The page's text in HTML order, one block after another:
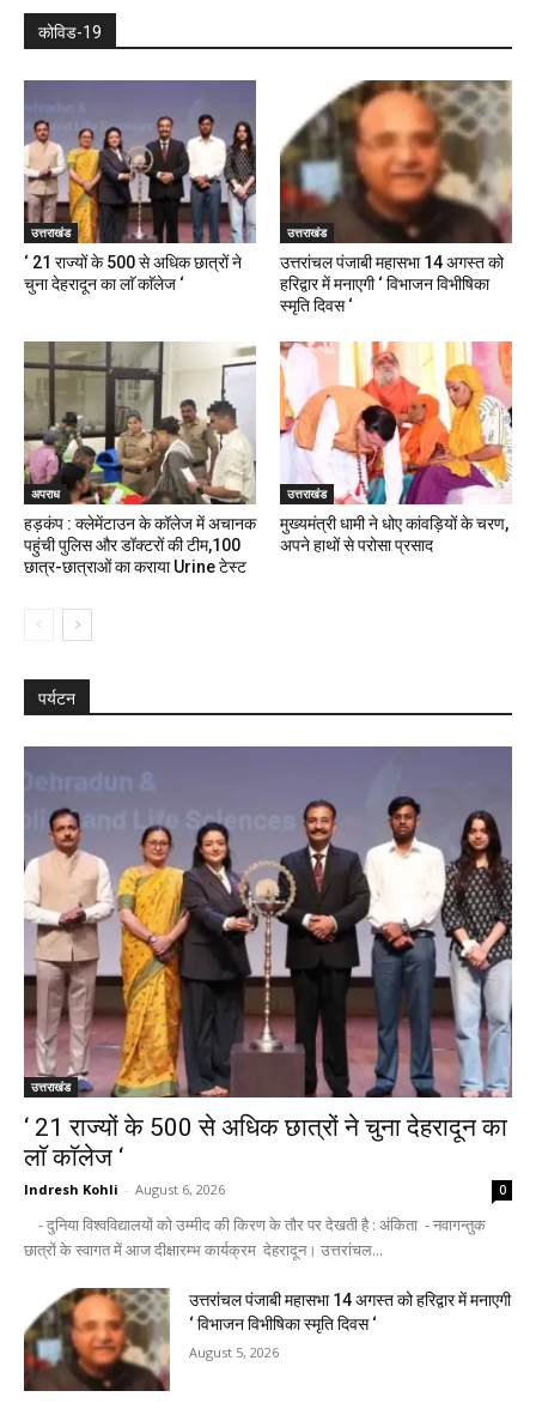
कोविड-19
उत्तराखंड
‘ 21 राज्यों के 500 से अधिक छात्रों ने
चुना देहरादून का लाॅ काॅलेज ‘
उत्तराखंड
उत्तरांचल पंजाबी महासभा 14 अगस्त को
हरिद्वार में मनाएगी ‘ विभाजन विभीषिका
स्मृति दिवस ‘
अपराध
हड़कंप : क्लेमेंटाउन के कॉलेज में अचानक
पहुंची पुलिस और डॉक्टरों की टीम,100
छात्र-छात्राओं का कराया Urine टेस्ट
उत्तराखंड
मुख्यमंत्री धामी ने धोए कांवड़ियों के चरण,
अपने हाथों से परोसा प्रसाद
पर्यटन
उत्तराखंड
‘ 21 राज्यों के 500 से अधिक छात्रों ने चुना देहरादून का
लाॅ काॅलेज ‘
Indresh Kohli - August 6, 2026 0
- दुनिया विश्वविद्यालयों को उम्मीद की किरण के तौर पर देखती है : अंकिता - नवागन्तुक
छात्रों के स्वागत में आज दीक्षारम्भ कार्यक्रम देहरादून। उत्तरांचल...
उत्तरांचल पंजाबी महासभा 14 अगस्त को हरिद्वार में मनाएगी
‘ विभाजन विभीषिका स्मृति दिवस ‘
August 5, 2026